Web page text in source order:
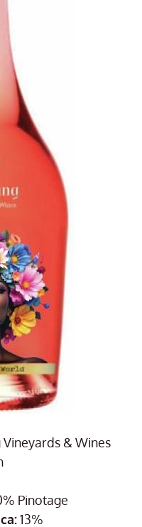
& Wines
Pinotage
13%